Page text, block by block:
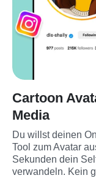
Cartoon
Media
Du willst deinen
Tool zum Avatar
Sekunden dein
verwandeln. Kein